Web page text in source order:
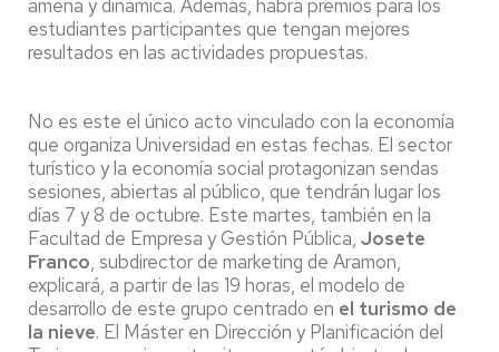
amena y dinámica. Además, habrá premios para los
estudiantes participantes que tengan mejores
resultados en las actividades propuestas.
No es este el único acto vinculado con la economía
que organiza Universidad en estas fechas. El sector
turístico y la economía social protagonizan sendas
sesiones, abiertas al público, que tendrán lugar los
días 7 y 8 de octubre. Este martes, también en la
Facultad de Empresa y Gestión Pública, Josete
Franco, subdirector de marketing de Aramon,
explicará, a partir de las 19 horas, el modelo de
desarrollo de este grupo centrado en el turismo de
la nieve. El Máster en Dirección y Planificación del